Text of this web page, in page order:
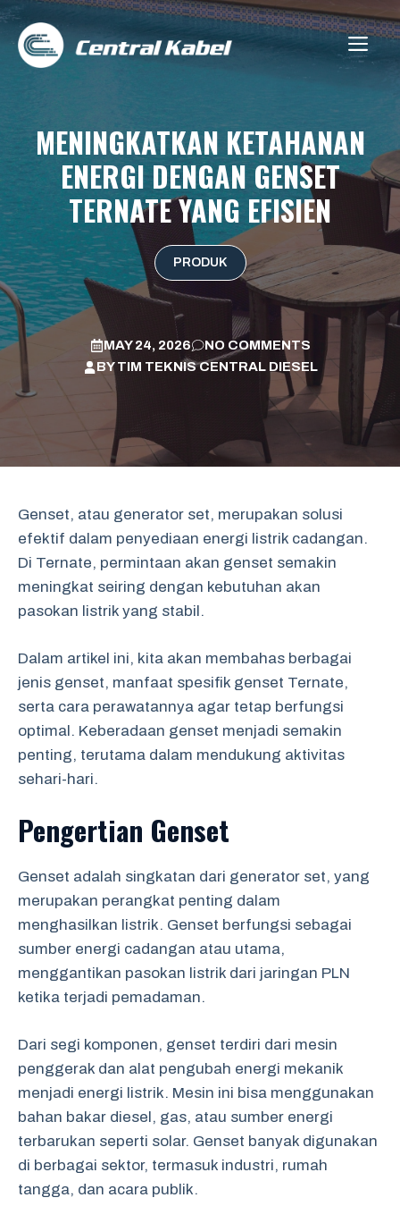
Skip
content
MENINGKATKAN KETAHANAN
ENERGI DENGAN GENSET
TERNATE YANG EFISIEN
PRODUK
MAY 24, 2026
NO COMMENTS
BYTIM TEKNIS CENTRAL DIESEL
Genset, atau generator set, merupakan solusi
efektif dalam penyediaan energi listrik cadangan.
Di Ternate, permintaan akan genset semakin
meningkat seiring dengan kebutuhan akan
pasokan listrik yang stabil.
Dalam artikel ini, kita akan membahas berbagai
jenis genset, manfaat spesifik genset Ternate,
serta cara perawatannya agar tetap berfungsi
optimal. Keberadaan genset menjadi semakin
penting, terutama dalam mendukung aktivitas
sehari-hari.
Pengertian Genset
Genset adalah singkatan dari generator set, yang
merupakan perangkat penting dalam
menghasilkan listrik. Genset berfungsi sebagai
sumber energi cadangan atau utama,
menggantikan pasokan listrik dari jaringan PLN
ketika terjadi pemadaman.
Dari segi komponen, genset terdiri dari mesin
penggerak dan alat pengubah energi mekanik
menjadi energi listrik. Mesin ini bisa menggunakan
bahan bakar diesel, gas, atau sumber energi
terbarukan seperti solar. Genset banyak digunakan
di berbagai sektor, termasuk industri, rumah
tangga, dan acara publik.